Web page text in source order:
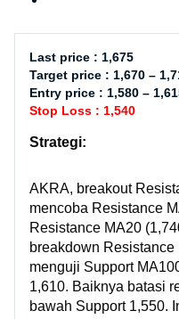
Last price : 1,675
Target price : 1,670 –
Entry price : 1,580 –
Stop Loss : 1,540
Strategi:
AKRA, breakout
mencoba Resistance
Resistance MA20
breakdown
menguji Support
1,610. Baiknya batasi
bawah Support 1,550.